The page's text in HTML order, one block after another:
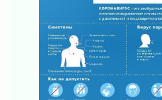
За сухими цифрами —
31 июля 2026
От инженера-
«Созидателям»
31 июля 2026
Генеральная